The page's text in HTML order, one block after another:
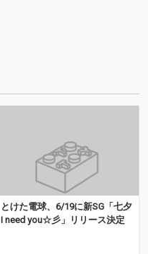
とけた電球、6/19に新SG「七夕
I need you☆彡」リリース決定